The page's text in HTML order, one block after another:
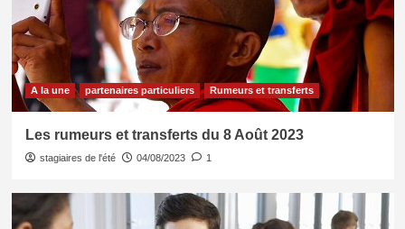
A la une partenaires particuliers Rumeurs et transferts
Les rumeurs et transferts du 8 Août 2023
stagiaires de l'été 04/08/2023 1